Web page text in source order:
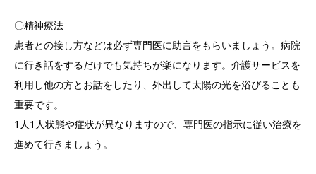
〇精神療法
患者との接し方などは必ず専門医に助言をもらいましょう。病院
に行き話をするだけでも気持ちが楽になります。介護サービスを
利用し他の方とお話をしたり、外出して太陽の光を浴びることも
重要です。
1人1人状態や症状が異なりますので、専門医の指示に従い治療を
進めて行きましょう。